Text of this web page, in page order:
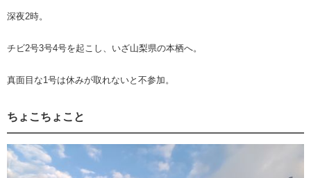
深夜2時。
チビ2号3号4号を起こし、いざ山梨県の本栖へ。
真面目な1号は休みが取れないと不参加。
ちょこちょこと